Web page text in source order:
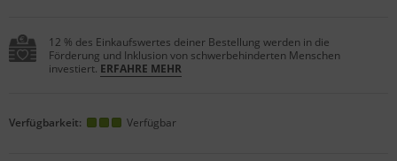
12 % des Einkaufswertes deiner Bestellung werden in die
Förderung und Inklusion von schwerbehinderten Menschen
investiert. ERFAHRE MEHR
Verfügbarkeit: Verfügbar